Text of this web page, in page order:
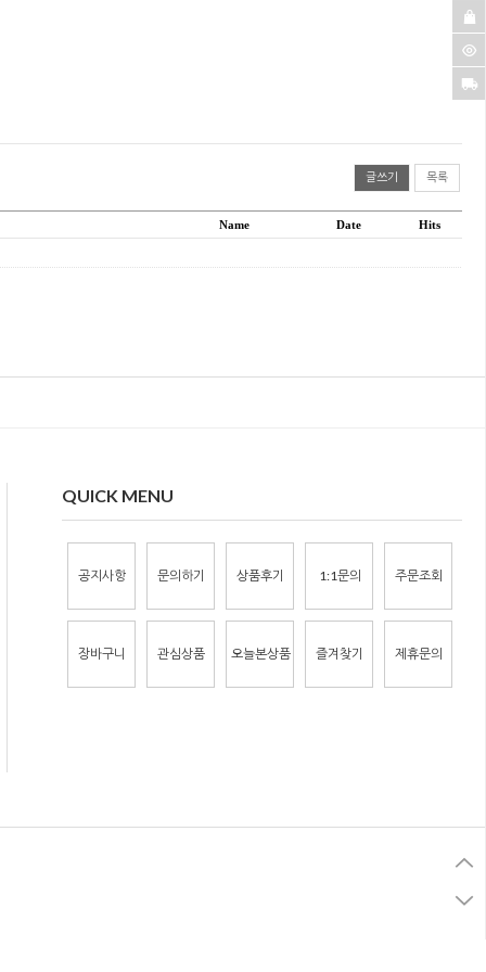
글쓰기 목록
Name Date Hits
QUICK MENU
공지사항 문의하기 상품후기 1:1문의 주문조회
장바구니 관심상품 오늘본상품 즐겨찾기 제휴문의